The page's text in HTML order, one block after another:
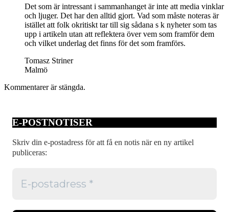
Det som är intressant i sammanhanget är inte att media vinklar
och ljuger. Det har den alltid gjort. Vad som måste noteras är
istället att folk okritiskt tar till sig sådana s k nyheter som tas
upp i artikeln utan att reflektera över vem som framför dem
och vilket underlag det finns för det som framförs.
Tomasz Striner
Malmö
Kommentarer är stängda.
E-POSTNOTISER
Skriv din e-postadress för att få en notis när en ny artikel
publiceras: